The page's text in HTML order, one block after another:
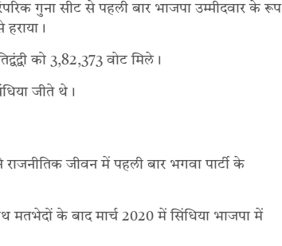
गुना सीट से पहली बार भाजपा उम्मीदवार के रूप
को 3,82,373 वोट मिले।
जीते थे।
जीवन में पहली बार भगवा पार्टी के
मतभेदों के बाद मार्च 2020 में सिंधिया भाजपा में